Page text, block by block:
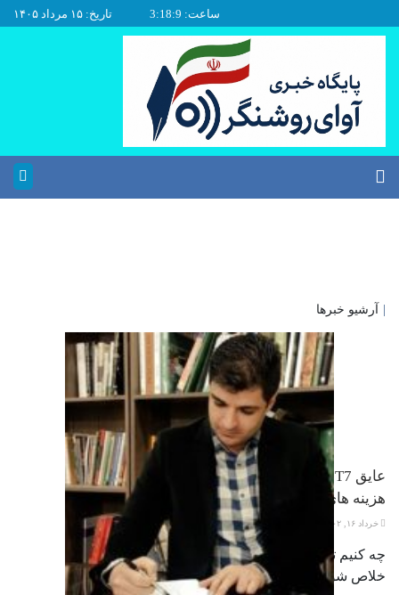
ساعت: 3:18:9 تاریخ: ۱۵ مرداد ۱۴۰۵
آرشیو خبرها
عایق T7 (تی سون) و کاهش مادام العمر
هزینه های ساختمانی
خرداد ۱۶, ۱۴۰۲
چه کنیم تا از هزینه های نگهداری آپارتمان
خلاص شویم؟ این سؤالی است که در …